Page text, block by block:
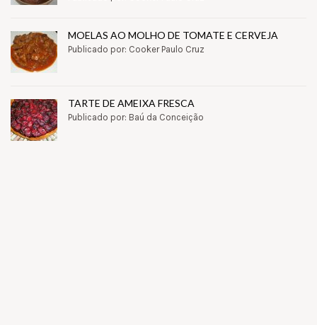
MOELAS AO MOLHO DE TOMATE E CERVEJA
Publicado por: Cooker Paulo Cruz
TARTE DE AMEIXA FRESCA
Publicado por: Baú da Conceição